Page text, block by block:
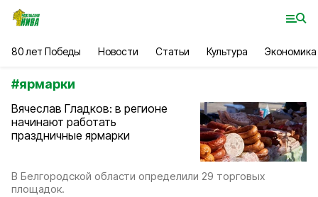
80 лет Победы Новости Статьи Культура Экономика
#ярмарки
Вячеслав Гладков: в регионе
начинают работать
праздничные ярмарки
В Белгородской области определили 29 торговых
площадок.